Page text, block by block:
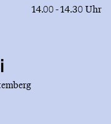
14.00 - 14.30 Uhr